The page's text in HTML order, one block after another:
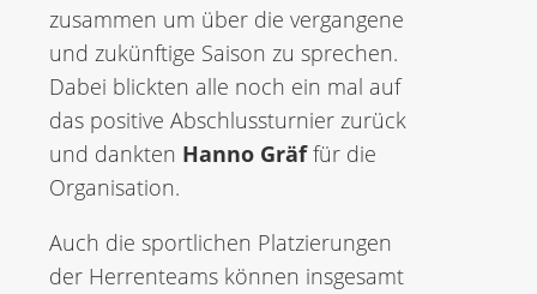
zusammen um über die vergangene
und zukünftige Saison zu sprechen.
Dabei blickten alle noch ein mal auf
das positive Abschlussturnier zurück
und dankten Hanno Gräffür die
Organisation.
Auch die sportlichen Platzierungen
der Herrenteams können insgesamt